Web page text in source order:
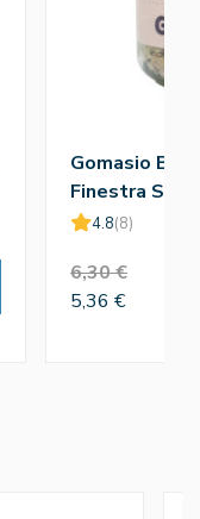
Gomasio Bio
Finestra Sul
4.8(8)
6,30 €
5,36 €